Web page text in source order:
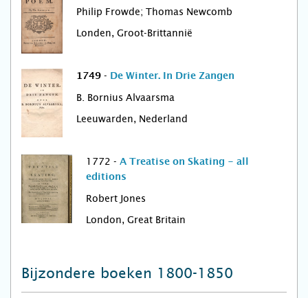
Philip Frowde; Thomas Newcomb
Londen, Groot-Brittannië
1749 - De Winter. In Drie Zangen
B. Bornius Alvaarsma
Leeuwarden, Nederland
1772 - A Treatise on Skating - all
editions
Robert Jones
London, Great Britain
Bijzondere boeken 1800-1850